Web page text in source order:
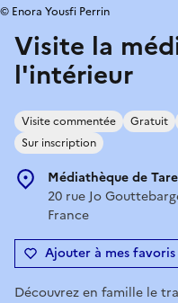
Visite la
l'intérieur
Visite commentée Gratuit
Sur inscription
Médiathèque de
20 rue Jo
France
Ajouter à mes favoris
© Enora Yousfi Perrin
Découvrez en famille le